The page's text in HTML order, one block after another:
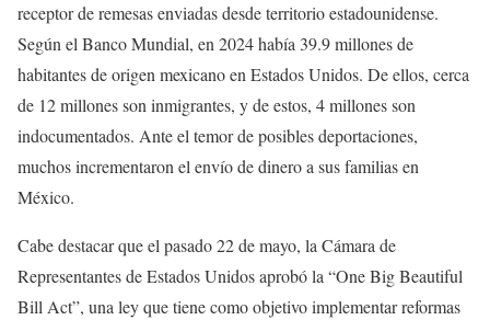
receptor de remesas enviadas desde territorio estadounidense.
Según el Banco Mundial, en 2024 había 39.9 millones de
habitantes de origen mexicano en Estados Unidos. De ellos, cerca
de 12 millones son inmigrantes, y de estos, 4 millones son
indocumentados. Ante el temor de posibles deportaciones,
muchos incrementaron el envío de dinero a sus familias en
México.
Cabe destacar que el pasado 22 de mayo, la Cámara de
Representantes de Estados Unidos aprobó la “One Big Beautiful
Bill Act”, una ley que tiene como objetivo implementar reformas